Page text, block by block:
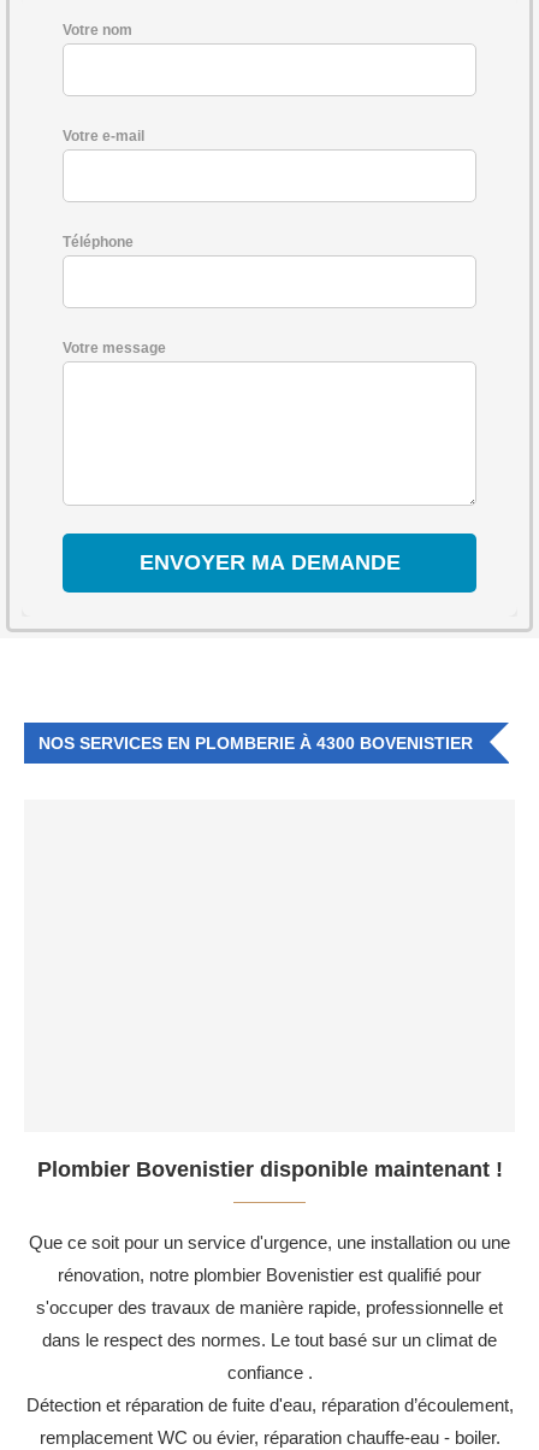
Votre nom
Votre e-mail
Téléphone
Votre message
NOS SERVICES EN PLOMBERIE À 4300 BOVENISTIER
Plombier Bovenistier disponible maintenant !
Que ce soit pour un service d'urgence, une installation ou une
rénovation, notre plombier Bovenistier est qualifié pour
s'occuper des travaux de manière rapide, professionnelle et
dans le respect des normes. Le tout basé sur un climat de
confiance .
Détection et réparation de fuite d'eau, réparation d’écoulement,
remplacement WC ou évier, réparation chauffe-eau - boiler.